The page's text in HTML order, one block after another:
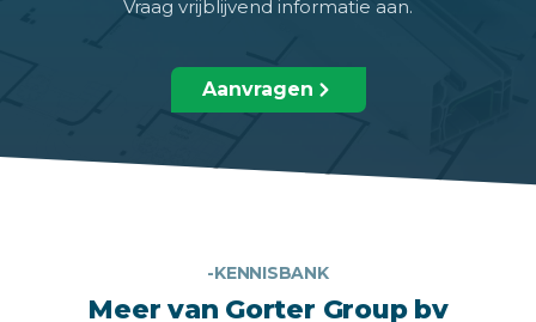
Vraag vrijblijvend informatie aan.
Aanvragen
-KENNISBANK
Meer van Gorter Group bv